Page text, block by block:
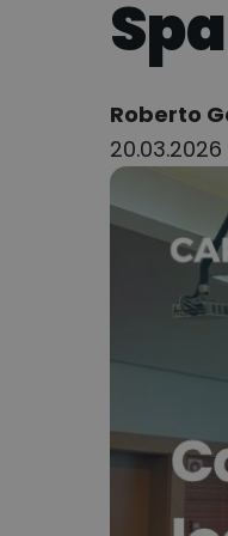
Author:
Roberto
20.03.2026